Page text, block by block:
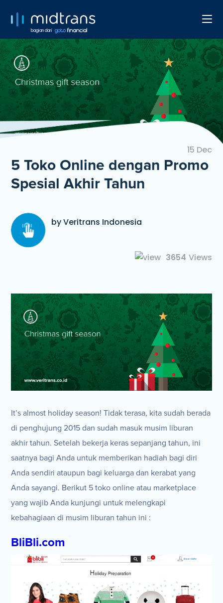
bagian dari
15 Dec
5 Toko Online dengan Promo
Spesial Akhir Tahun
by Veritrans Indonesia
3654 Views
It’s almost holiday season! Tidak terasa, kita sudah berada
di penghujung 2015 dan sudah masuk musim liburan
akhir tahun. Setelah bekerja keras sepanjang tahun, ini
saatnya bagi Anda untuk memberikan hadiah bagi diri
Anda sendiri ataupun bagi keluarga dan kerabat yang
Anda sayangi. Berikut 5 toko online atau marketplace
yang wajib Anda kunjungi untuk melengkapi
kebahagiaan di musim liburan tahun ini :
BliBli.com